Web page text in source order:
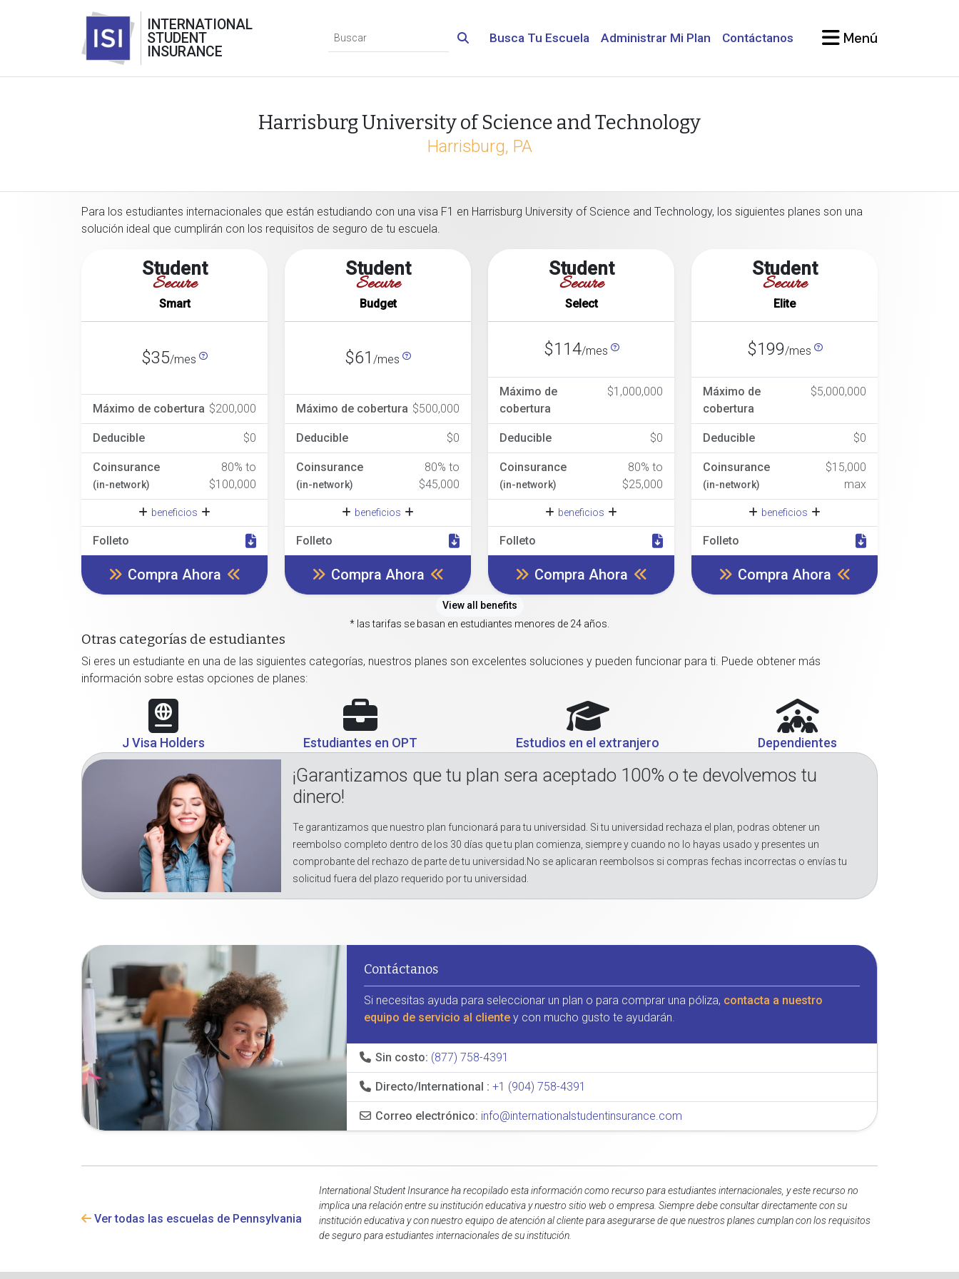
INTERNATIONAL
STUDENT
INSURANCE
Busca Tu Escuela Administrar Mi Plan Contáctanos Menú
Harrisburg University of Science and Technology
Harrisburg, PA
Para los estudiantes internacionales que están estudiando con una visa F1 en Harrisburg University of Science and Technology, los siguientes planes son una
solución ideal que cumplirán con los requisitos de seguro de tu escuela.
Student
Secure
Smart
$35/mes
Máximo de cobertura $200,000
Deducible $0
Coinsurance
(in-network)
80% to
$100,000
beneficios
Folleto
Compra Ahora
Student
Secure
Budget
$61 /mes
Máximo de cobertura $500,000
Deducible $0
Coinsurance
(in-network)
80% to
$45,000
beneficios
Folleto
Compra Ahora
Student
Secure
Select
$114/mes
Máximo de
cobertura
$1,000,000
Deducible $0
Coinsurance
(in-network)
80% to
$25,000
beneficios
Folleto
Compra Ahora
Student
Secure
Elite
$199/mes
Máximo de
cobertura
$5,000,000
Deducible $0
Coinsurance
(in-network)
$15,000
max
beneficios
Folleto
Compra Ahora
View all benefits
* las tarifas se basan en estudiantes menores de 24 años.
Otras categorías de estudiantes
Si eres un estudiante en una de las siguientes categorías, nuestros planes son excelentes soluciones y pueden funcionar para ti. Puede obtener más
información sobre estas opciones de planes:
J Visa Holders Estudiantes en OPT Estudios en el extranjero Dependientes
¡Garantizamos que tu plan sera aceptado 100% o te devolvemos tu
dinero!
Te garantizamos que nuestro plan funcionará para tu universidad. Si tu universidad rechaza el plan, podras obtener un
reembolso completo dentro de los 30 días que tu plan comienza, siempre y cuando no lo hayas usado y presentes un
comprobante del rechazo de parte de tu universidad.No se aplicaran reembolsos si compras fechas incorrectas o envías tu
solicitud fuera del plazo requerido por tu universidad.
Contáctanos
Si necesitas ayuda para seleccionar un plan o para comprar una póliza, contacta a nuestro
equipo de servicio al cliente y con mucho gusto te ayudarán.
Sin costo: (877) 758-4391
Directo/International : +1 (904) 758-4391
Correo electrónico: info@internationalstudentinsurance.com
Ver todas las escuelas de Pennsylvania
International Student Insurance ha recopilado esta información como recurso para estudiantes internacionales, y este recurso no
implica una relación entre su institución educativa y nuestro sitio web o empresa. Siempre debe consultar directamente con su
institución educativa y con nuestro equipo de atención al cliente para asegurarse de que nuestros planes cumplan con los requisitos
de seguro para estudiantes internacionales de su institución.